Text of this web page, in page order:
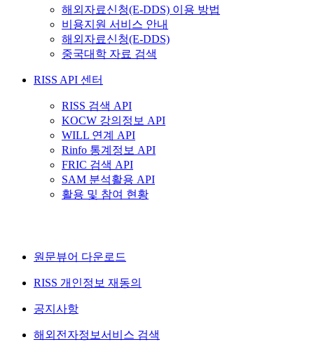
해외자료신청(E-DDS) 이용 방법
비용지원 서비스 안내
해외자료신청(E-DDS)
중국대학 자료 검색
RISS API 센터
RISS 검색 API
KOCW 강의정보 API
WILL 연계 API
Rinfo 통계정보 API
FRIC 검색 API
SAM 분석활용 API
활용 및 참여 현황
원문뷰어 다운로드
RISS 개인정보 재동의
공지사항
해외전자정보서비스 검색